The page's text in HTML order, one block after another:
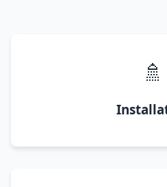
🚿